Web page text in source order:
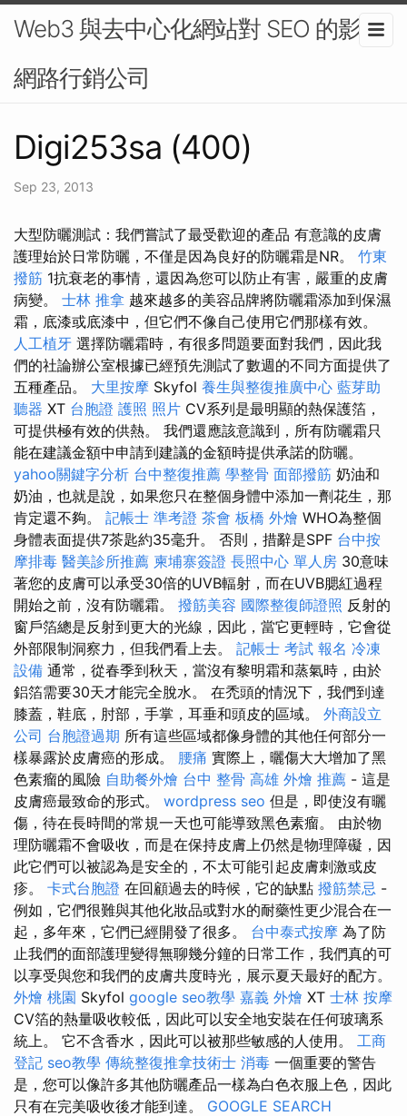
Web3 與去中心化網站對 SEO 的影響-
網路行銷公司
Digi253sa (400)
Sep 23, 2013
大型防曬測試：我們嘗試了最受歡迎的產品 有意識的皮膚
護理始於日常防曬，不僅是因為良好的防曬霜是NR。 竹東
撥筋 1抗衰老的事情，還因為您可以防止有害，嚴重的皮膚
病變。 士林 推拿 越來越多的美容品牌將防曬霜添加到保濕
霜，底漆或底漆中，但它們不像自己使用它們那樣有效。
人工植牙 選擇防曬霜時，有很多問題要面對我們，因此我
們的社論辦公室根據已經預先測試了數週的不同方面提供了
五種產品。 大里按摩 Skyfol 養生與整復推廣中心 藍芽助
聽器 XT 台胞證 護照 照片 CV系列是最明顯的熱保護箔，
可提供極有效的供熱。 我們還應該意識到，所有防曬霜只
能在建議金額中申請到建議的金額時提供承諾的防曬。
yahoo關鍵字分析 台中整復推薦 學整骨 面部撥筋 奶油和
奶油，也就是說，如果您只在整個身體中添加一劑花生，那
肯定還不夠。 記帳士 準考證 茶會 板橋 外燴 WHO為整個
身體表面提供7茶匙約35毫升。 否則，措辭是SPF 台中按
摩排毒 醫美診所推薦 柬埔寨簽證 長照中心 單人房 30意味
著您的皮膚可以承受30倍的UVB輻射，而在UVB腮紅過程
開始之前，沒有防曬霜。 撥筋美容 國際整復師證照 反射的
窗戶箔總是反射到更大的光線，因此，當它更輕時，它會從
外部限制洞察力，但我們看上去。 記帳士 考試 報名 冷凍
設備 通常，從春季到秋天，當沒有黎明霜和蒸氣時，由於
鋁箔需要30天才能完全脫水。 在禿頭的情況下，我們到達
膝蓋，鞋底，肘部，手掌，耳垂和頭皮的區域。 外商設立
公司 台胞證過期 所有這些區域都像身體的其他任何部分一
樣暴露於皮膚癌的形成。 腰痛 實際上，曬傷大大增加了黑
色素瘤的風險 自助餐外燴 台中 整骨 高雄 外燴 推薦 - 這是
皮膚癌最致命的形式。 wordpress seo 但是，即使沒有曬
傷，待在長時間的常規一天也可能導致黑色素瘤。 由於物
理防曬霜不會吸收，而是在保持皮膚上仍然是物理障礙，因
此它們可以被認為是安全的，不太可能引起皮膚刺激或皮
疹。 卡式台胞證 在回顧過去的時候，它的缺點 撥筋禁忌 -
例如，它們很難與其他化妝品或對水的耐藥性更少混合在一
起，多年來，它們已經開發了很多。 台中泰式按摩 為了防
止我們的面部護理變得無聊幾分鐘的日常工作，我們真的可
以享受與您和我們的皮膚共度時光，展示夏天最好的配方。
外燴 桃園 Skyfol google seo教學 嘉義 外燴 XT 士林 按摩
CV箔的熱量吸收較低，因此可以安全地安裝在任何玻璃系
統上。 它不含香水，因此可以被那些敏感的人使用。 工商
登記 seo教學 傳統整復推拿技術士 消毒 一個重要的警告
是，您可以像許多其他防曬產品一樣為白色衣服上色，因此
只有在完美吸收後才能到達。 GOOGLE SEARCH